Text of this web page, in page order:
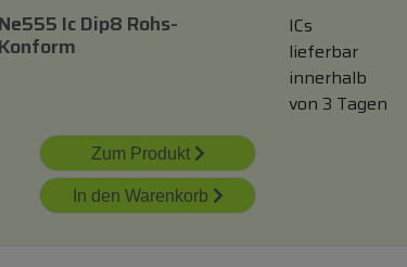
Ne555 Ic Dip8 Rohs-
Konform
ICs
lieferbar
innerhalb
von 3 Tagen
Zum Produkt
In den Warenkorb